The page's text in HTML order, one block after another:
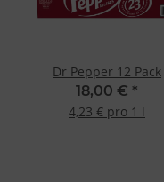
Dr Pepper 12 Pack
18,00 € *
4,23 € pro 1 l
Entwicklung
Verwendung
Verwendung